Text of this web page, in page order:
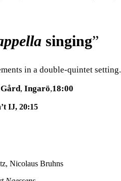
singing”
in a double-quintet setting.
, Ingarö,18:00
IJ, 20:15
Nicolaus Bruhns